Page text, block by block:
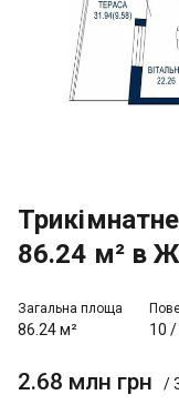
86.24 м² в
Загальна площа
86.24 м² 10 /
2.68 млн грн /